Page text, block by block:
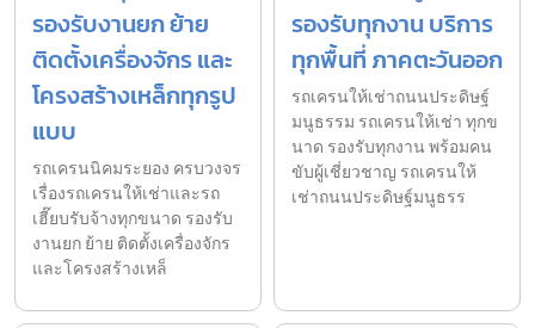
รองรับงานยก ย้าย
ติดตั้งเครื่องจักร และ
โครงสร้างเหล็กทุกรูป
แบบ
รถเครนนิคมระยอง ครบวงจร
เรื่องรถเครนให้เช่าและรถ
เฮี๊ยบรับจ้างทุกขนาด รองรับ
งานยก ย้าย ติดตั้งเครื่องจักร
และโครงสร้างเหล็
รองรับทุกงาน บริการ
ทุกพื้นที่ ภาคตะวันออก
รถเครนให้เช่าถนนประดิษฐ์
มนูธรรม รถเครนให้เช่า ทุกข
นาด รองรับทุกงาน พร้อมคน
ขับผู้เชี่ยวชาญ รถเครนให้
เช่าถนนประดิษฐ์มนูธรร